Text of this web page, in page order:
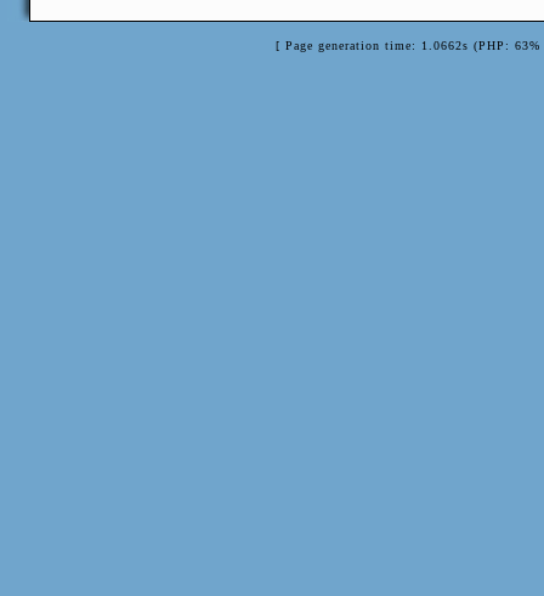
[ Page generation time: 1.0662s (PHP: